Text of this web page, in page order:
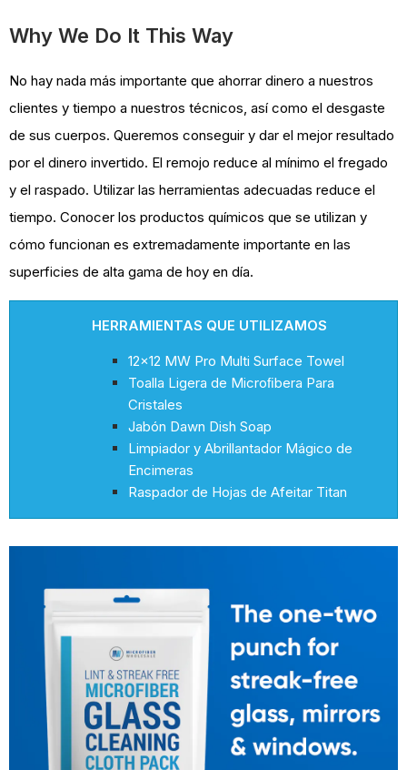
Why We Do It This Way
No hay nada más importante que ahorrar dinero a nuestros
clientes y tiempo a nuestros técnicos, así como el desgaste
de sus cuerpos. Queremos conseguir y dar el mejor resultado
por el dinero invertido. El remojo reduce al mínimo el fregado
y el raspado. Utilizar las herramientas adecuadas reduce el
tiempo. Conocer los productos químicos que se utilizan y
cómo funcionan es extremadamente importante en las
superficies de alta gama de hoy en día.
HERRAMIENTAS QUE UTILIZAMOS
12x12 MW Pro Multi Surface Towel
Toalla Ligera de Microﬁbera Para
Cristales
Jabón Dawn Dish Soap
Limpiador y Abrillantador Mágico de
Encimeras
Raspador de Hojas de Afeitar Titan